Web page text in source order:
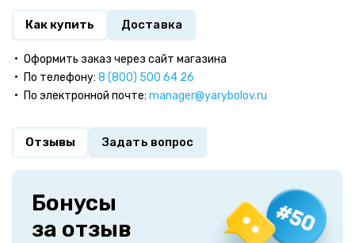
Как купить Доставка
Оформить заказ через сайт магазина
По телефону: 8 (800) 500 64 26
По электронной почте: manager@yarybolov.ru
Отзывы Задать вопрос
Бонусы
за отзыв